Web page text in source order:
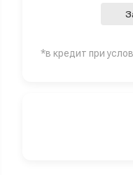
*в кредит при